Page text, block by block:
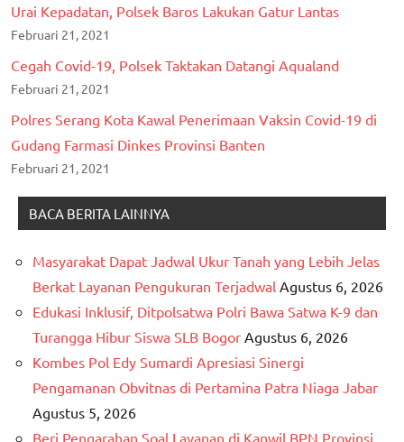
Urai Kepadatan, Polsek Baros Lakukan Gatur Lantas
Februari 21, 2021
Cegah Covid-19, Polsek Taktakan Datangi Aqualand
Februari 21, 2021
Polres Serang Kota Kawal Penerimaan Vaksin Covid-19 di
Gudang Farmasi Dinkes Provinsi Banten
Februari 21, 2021
BACA BERITA LAINNYA
Masyarakat Dapat Jadwal Ukur Tanah yang Lebih Jelas
Berkat Layanan Pengukuran Terjadwal Agustus 6, 2026
Edukasi Inklusif, Ditpolsatwa Polri Bawa Satwa K-9 dan
Turangga Hibur Siswa SLB Bogor Agustus 6, 2026
Kombes Pol Edy Sumardi Apresiasi Sinergi
Pengamanan Obvitnas di Pertamina Patra Niaga Jabar
Agustus 5, 2026
Beri Pengarahan Soal Layanan di Kanwil BPN Provinsi